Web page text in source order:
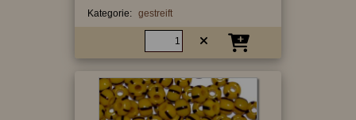
Kategorie: gestreift